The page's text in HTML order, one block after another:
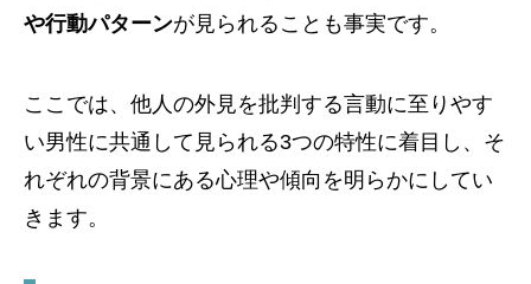
や行動パターンが見られることも事実です。
ここでは、他人の外見を批判する言動に至りやす
い男性に共通して見られる3つの特性に着目し、そ
れぞれの背景にある心理や傾向を明らかにしてい
きます。